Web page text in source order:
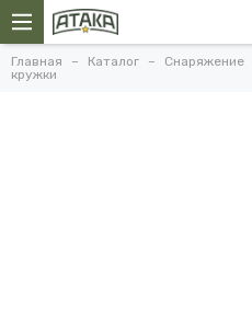
Главная Каталог Снаряжение
кружки